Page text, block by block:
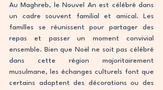
Au Maghreb, le Nouvel An est célébré dans
un cadre souvent familial et amical. Les
familles se réunissent pour partager des
repas et passer un moment convivial
ensemble. Bien que Noël ne soit pas célébré
dans cette région majoritairement
musulmane, les échanges culturels font que
certains adoptent des décorations ou des